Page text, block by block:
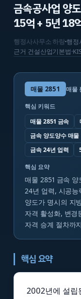
금속공사업 양
15억 + 5년 18
행정사사무소 하랑·행정
근거 건설산업기본법
매물 2851 매물
핵심 키워드
매물 2851 금속
금속 양도양수 매물
금속 24년 업력
핵심 요약
매물 2851 금속
24년 업력, 시공능
양도가 명시의 지
자격 활성화, 변경
자격 승계 절차까
핵심 요약
2002년에 설립